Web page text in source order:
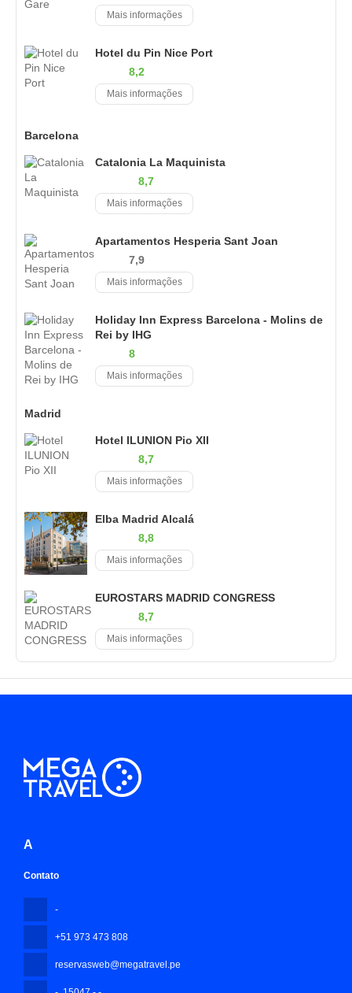
Mais informações
Hotel du Pin Nice Port
8,2
Mais informações
Barcelona
Catalonia La Maquinista
8,7
Mais informações
Apartamentos Hesperia Sant Joan
7,9
Mais informações
Holiday Inn Express Barcelona - Molins de
Rei by IHG
8
Mais informações
Madrid
Hotel ILUNION Pio XII
8,7
Mais informações
Elba Madrid Alcalá
8,8
Mais informações
EUROSTARS MADRID CONGRESS
8,7
Mais informações
A
Contato
-
+51 973 473 808
reservasweb@megatravel.pe